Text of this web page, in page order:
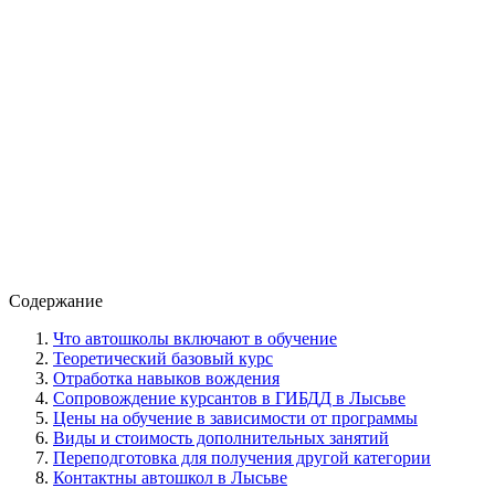
Содержание
Что автошколы включают в обучение
Теоретический базовый курс
Отработка навыков вождения
Сопровождение курсантов в ГИБДД в Лысьве
Цены на обучение в зависимости от программы
Виды и стоимость дополнительных занятий
Переподготовка для получения другой категории
Контактны автошкол в Лысьве